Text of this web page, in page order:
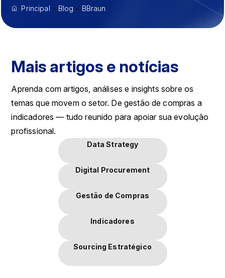
Principal • Blog • BBraun
Mais artigos e notícias
Aprenda com artigos, análises e insights sobre os
temas que movem o setor. De gestão de compras a
indicadores — tudo reunido para apoiar sua evolução
profissional.
Data Strategy
Digital Procurement
Gestão de Compras
Indicadores
Sourcing Estratégico